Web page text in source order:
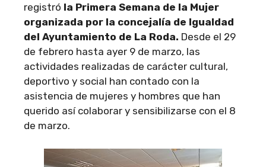
registró la Primera Semana de la Mujer
organizada por la concejalía de Igualdad
del Ayuntamiento de La Roda. Desde el 29
de febrero hasta ayer 9 de marzo, las
actividades realizadas de carácter cultural,
deportivo y social han contado con la
asistencia de mujeres y hombres que han
querido así colaborar y sensibilizarse con el 8
de marzo.